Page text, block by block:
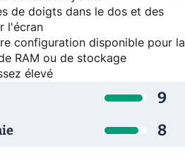
de doigts dans le dos et des
l'écran
configuration disponible pour la
RAM ou de stockage
élevé
9
8